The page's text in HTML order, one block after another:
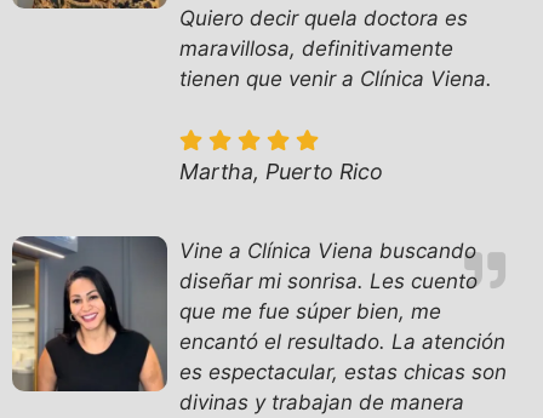
Quiero decir quela doctora es
maravillosa, definitivamente
tienen que venir a Clínica Viena.
Martha, Puerto Rico
Vine a Clínica Viena buscando
diseñar mi sonrisa. Les cuento
que me fue súper bien, me
encantó el resultado. La atención
es espectacular, estas chicas son
divinas y trabajan de manera